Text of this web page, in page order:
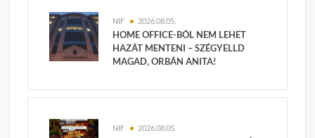
NIF 2026.08.05.
HOME OFFICE-BÓL NEM LEHET
HAZÁT MENTENI – SZÉGYELLD
MAGAD, ORBÁN ANITA!
NIF 2026.08.05.